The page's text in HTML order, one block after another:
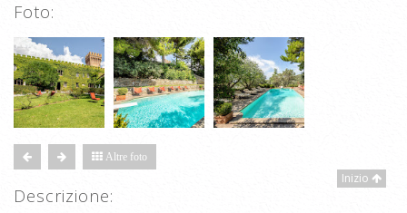
Foto:
Altre foto
Inizio
Descrizione: